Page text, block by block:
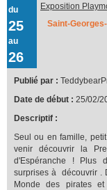
du
25
au
26
Exposition
février 2017
Teddybear
Saint-
Publié par :
Date de début : 25/02/
Descriptif :
Seul ou en famille,
venir découvrir la
d'Espéranche ! Plus
surprises à découvrir .
Monde des pirates